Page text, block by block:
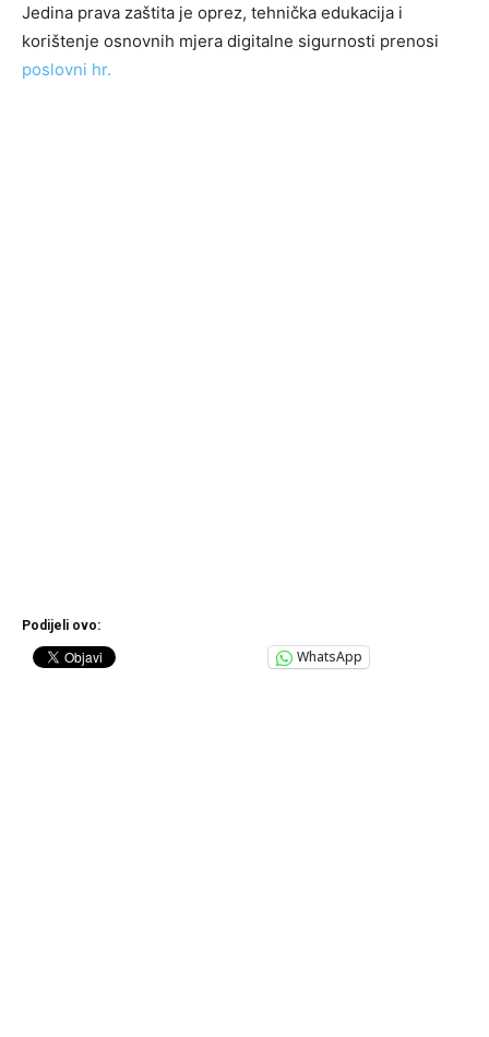
Jedina prava zaštita je oprez, tehnička edukacija i
korištenje osnovnih mjera digitalne sigurnosti prenosi
poslovni hr.
Podijeli ovo:
WhatsApp